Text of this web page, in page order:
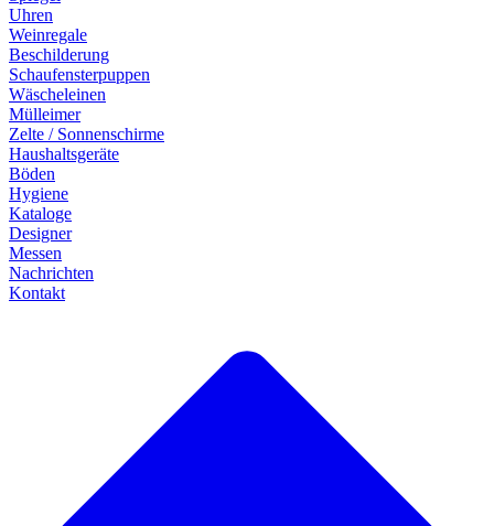
Uhren
Weinregale
Beschilderung
Schaufensterpuppen
Wäscheleinen
Mülleimer
Zelte / Sonnenschirme
Haushaltsgeräte
Böden
Hygiene
Kataloge
Designer
Messen
Nachrichten
Kontakt